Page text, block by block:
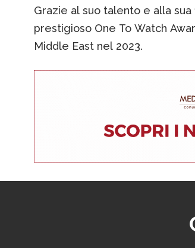
Grazie al suo talento e alla
prestigioso One To Watch
Middle East nel 2023.